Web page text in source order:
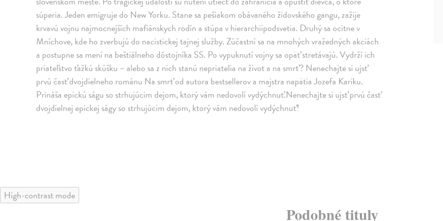
súperia. Jeden emigruje do New Yorku. Stane sa pešiakom obávaného židovského gangu, zažije
krvavú vojnu najmocnejších mafiánskych rodín a stúpa v hierarchiipodsvetia. Druhý sa ocitne v
Mníchove, kde ho zverbujú do nacistickej tajnej služby. Zúčastní sa na mnohých vražedných akciách
a postupne sa mení na beštiálneho dôstojníka SS. Po vypuknutí vojny sa opäť stretávajú. Vydrží ich
priateľstvo ťažkú skúšku – alebo sa z nich stanú nepriatelia na život a na smrť? Nenechajte si ujsť
prvú časť dvojdielneho románu Na smrť od autora bestsellerov a majstra napätia Jozefa Kariku.
Prináša epickú ságu so strhujúcim dejom, ktorý vám nedovolí vydýchnuť.Nenechajte si ujsť prvú časť
dvojdielnej epickej ságy so strhujúcim dejom, ktorý vám nedovolí vydýchnuť!
High-contrast mode
Podobné tituly